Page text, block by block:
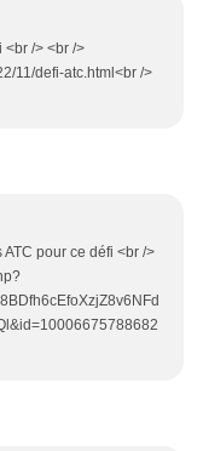
<br /> <br />
11/defi-atc.html<br />
pour ce défi <br />